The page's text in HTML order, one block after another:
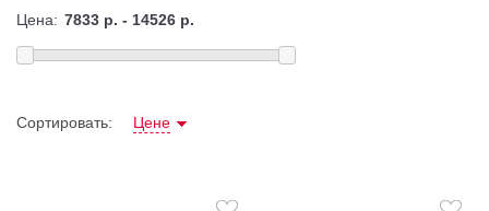
Цена:
Сортировать: Цене